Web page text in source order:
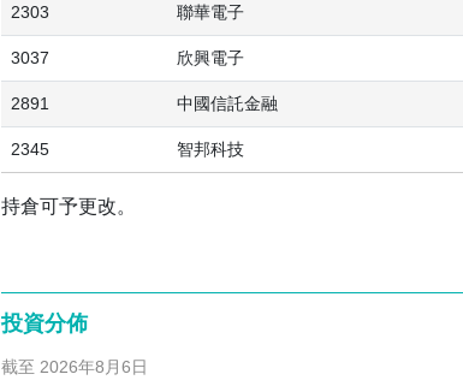
2303 聯華電子
3037 欣興電子
2891 中國信託金融
2345 智邦科技
持倉可予更改。
投資分佈
截至 2026年8月6日